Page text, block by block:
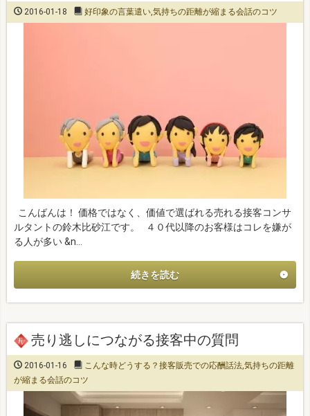
2016-01-18 好印象の言葉遣い 気持ちの距離が縮まる会話のコツ
こんばんは！ 価格ではなく、価値で選ばれる売れる接客コンサ
ルタントの鈴木比砂江です。 ４０代以降のお客様はコレを嫌が
る人が多い &n…
続きを読む
売り逃しにつながる接客中の質問
2016-01-16 こんな時どうする？接客販売での応酬話法 気持ちの距離
が縮まる会話のコツ